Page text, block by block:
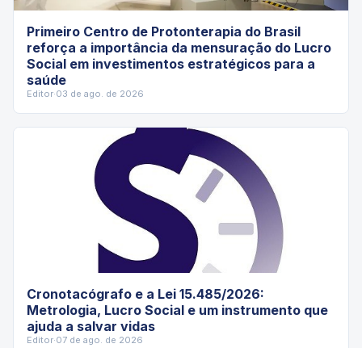
Primeiro Centro de Protonterapia do Brasil
reforça a importância da mensuração do Lucro
Social em investimentos estratégicos para a
saúde
Editor·03 de ago. de 2026
Cronotacógrafo e a Lei 15.485/2026:
Metrologia, Lucro Social e um instrumento que
ajuda a salvar vidas
Editor·07 de ago. de 2026